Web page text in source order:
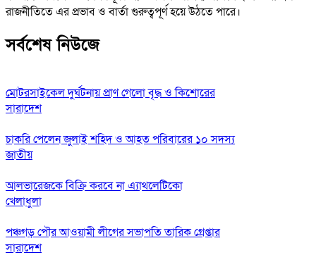
রাজনীতিতে এর প্রভাব ও বার্তা গুরুত্বপূর্ণ হয়ে উঠতে পারে।
সর্বশেষ নিউজে
মোটরসাইকেল দুর্ঘটনায় প্রাণ গেলো বৃদ্ধ ও কিশোরের
সারাদেশ
চাকরি পেলেন জুলাই শহিদ ও আহত পরিবারের ১০ সদস্য
জাতীয়
আলভারেজকে বিক্রি করবে না এ্যাথলেটিকো
খেলাধুলা
পঞ্চগড় পৌর আওয়ামী লীগের সভাপতি তারিক গ্রেপ্তার
সারাদেশ